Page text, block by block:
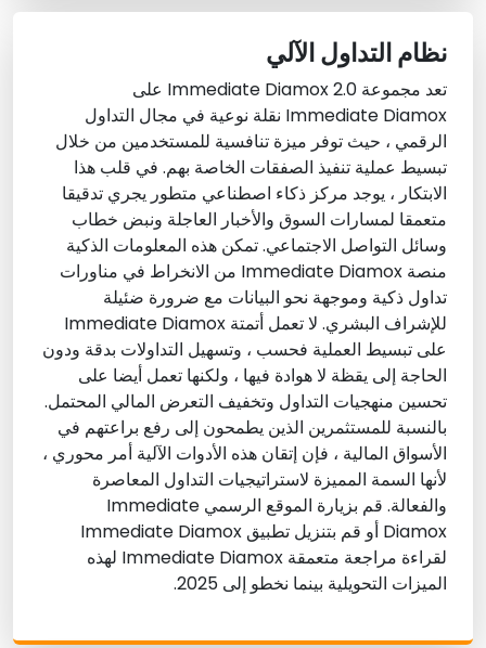
نظام التداول الآلي
تعد مجموعة Immediate Diamox 2.0 على
Immediate Diamox نقلة نوعية في مجال التداول
الرقمي ، حيث توفر ميزة تنافسية للمستخدمين من خلال
تبسيط عملية تنفيذ الصفقات الخاصة بهم. في قلب هذا
الابتكار ، يوجد مركز ذكاء اصطناعي متطور يجري تدقيقا
متعمقا لمسارات السوق والأخبار العاجلة ونبض خطاب
وسائل التواصل الاجتماعي. تمكن هذه المعلومات الذكية
منصة Immediate Diamox من الانخراط في مناورات
تداول ذكية وموجهة نحو البيانات مع ضرورة ضئيلة
للإشراف البشري. لا تعمل أتمتة Immediate Diamox
على تبسيط العملية فحسب ، وتسهيل التداولات بدقة ودون
الحاجة إلى يقظة لا هوادة فيها ، ولكنها تعمل أيضا على
تحسين منهجيات التداول وتخفيف التعرض المالي المحتمل.
بالنسبة للمستثمرين الذين يطمحون إلى رفع براعتهم في
الأسواق المالية ، فإن إتقان هذه الأدوات الآلية أمر محوري ،
لأنها السمة المميزة لاستراتيجيات التداول المعاصرة
والفعالة. قم بزيارة الموقع الرسمي Immediate
Diamox أو قم بتنزيل تطبيق Immediate Diamox
لقراءة مراجعة متعمقة Immediate Diamox لهذه
الميزات التحويلية بينما نخطو إلى 2025.